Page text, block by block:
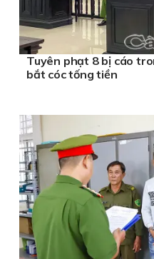
Tuyên phạt 8 bị cáo
bắt cóc tống tiền